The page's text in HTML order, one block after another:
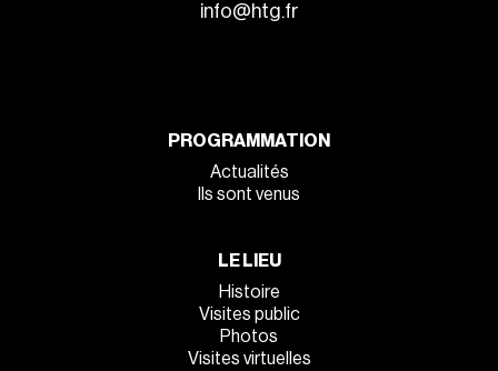
info@htg.fr
PROGRAMMATION
Actualités
Ils sont venus
LE LIEU
Histoire
Visites public
Photos
Visites virtuelles